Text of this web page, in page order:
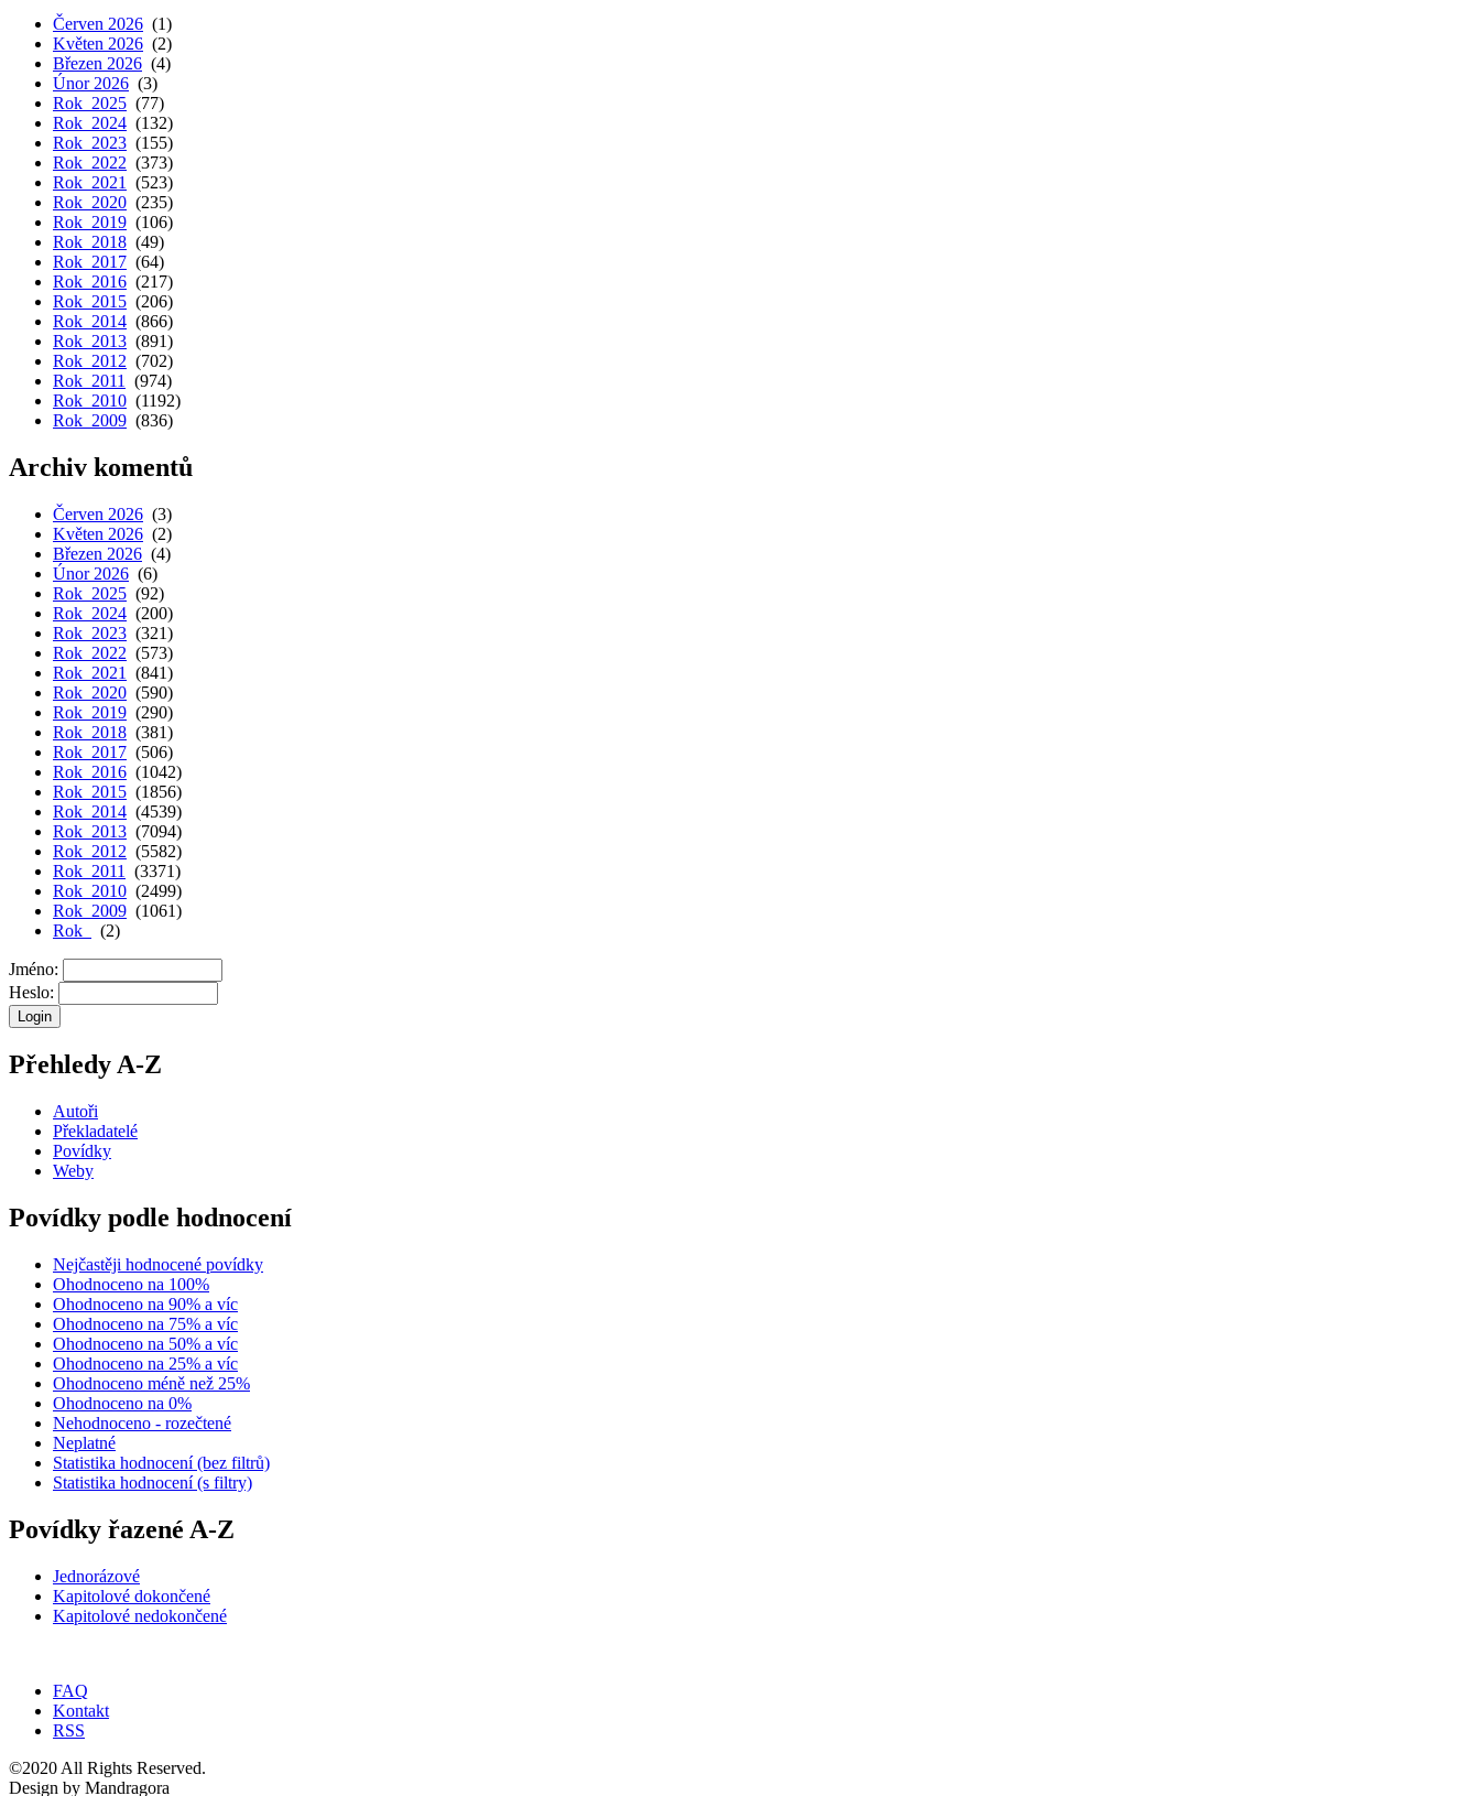
Červen 2026 (1)
Květen 2026 (2)
Březen 2026 (4)
Únor 2026 (3)
Rok 2025 (77)
Rok 2024 (132)
Rok 2023 (155)
Rok 2022 (373)
Rok 2021 (523)
Rok 2020 (235)
Rok 2019 (106)
Rok 2018 (49)
Rok 2017 (64)
Rok 2016 (217)
Rok 2015 (206)
Rok 2014 (866)
Rok 2013 (891)
Rok 2012 (702)
Rok 2011 (974)
Rok 2010 (1192)
Rok 2009 (836)
Archiv komentů
Červen 2026 (3)
Květen 2026 (2)
Březen 2026 (4)
Únor 2026 (6)
Rok 2025 (92)
Rok 2024 (200)
Rok 2023 (321)
Rok 2022 (573)
Rok 2021
(841)
Rok 2020 (590)
Rok 2019 (290)
Rok 2018 (381)
Rok 2017 (506)
Rok 2016 (1042)
Rok 2015 (1856)
Rok 2014 (4539)
Rok 2013 (7094)
Rok 2012 (5582)
Rok 2011
(3371)
Rok 2010 (2499)
Rok 2009 (1061)
Rok
(2)
Jméno:
Heslo:
Přehledy A-Z
Autoři
Překladatelé
Povídky
Weby
Povídky podle hodnocení
Nejčastěji hodnocené povídky
Ohodnoceno na 100%
Ohodnoceno na 90% a víc
Ohodnoceno na 75% a víc
Ohodnoceno na 50% a víc
Ohodnoceno na 25% a víc
Ohodnoceno méně než 25%
Ohodnoceno na 0%
Nehodnoceno - rozečtené
Neplatné
Statistika hodnocení (bez filtrů)
Statistika hodnocení (s filtry)
Povídky řazené A-Z
Jednorázové
Kapitolové dokončené
Kapitolové nedokončené
FAQ
Kontakt
RSS
©2020 All Rights Reserved.
Design by Mandragora